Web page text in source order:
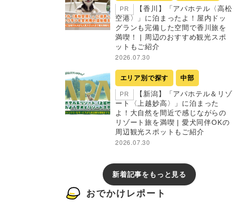
PR
【香川】「アパホテル〈高松
空港〉」に泊まったよ！屋内ドッ
グランも完備した空間で香川旅を
満喫！ | 周辺のおすすめ観光スポ
ットもご紹介
2026.07.30
エリア別で探す 中部
PR
【新潟】「アパホテル＆リゾ
ート〈上越妙高〉」に泊まった
よ！大自然を間近で感じながらの
リゾート旅を満喫 | 愛犬同伴OKの
周辺観光スポットもご紹介
2026.07.30
新着記事をもっと見る
おでかけレポート